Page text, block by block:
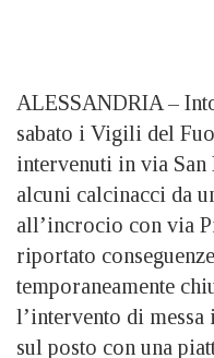
ALESSANDRIA –
sabato i Vigili del
intervenuti in via San
alcuni calcinacci da
all’incrocio con via
riportato
temporaneamente
l’intervento di
sul posto con una